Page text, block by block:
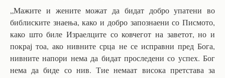
„Мажите и жените можат да бидат добро упатени во
библиските знаења, како и добро запознаени со Писмото,
како што биле Израелците со ковчегот на заветот, но и
покрај тоа, ако нивните срца не се исправни пред Бога,
нивните напори нема да бидат проследени со успех. Бог
нема да биде со нив. Тие немаат висока претстава за